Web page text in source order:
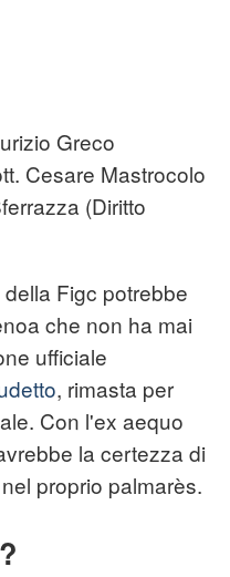
Greco
Cesare Mastrocolo
(Diritto
Figc potrebbe
che non ha mai
ufficiale
, rimasta per
Con l'ex aequo
la certezza di
proprio palmarès.